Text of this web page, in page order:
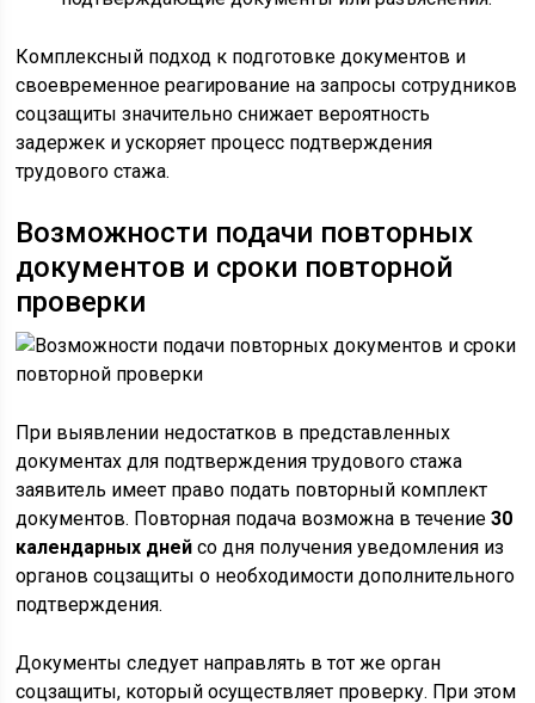
Комплексный подход к подготовке документов и
своевременное реагирование на запросы сотрудников
соцзащиты значительно снижает вероятность
задержек и ускоряет процесс подтверждения
трудового стажа.
Возможности подачи повторных
документов и сроки повторной
проверки
При выявлении недостатков в представленных
документах для подтверждения трудового стажа
заявитель имеет право подать повторный комплект
документов. Повторная подача возможна в течение30
календарных дней со дня получения уведомления из
органов соцзащиты о необходимости дополнительного
подтверждения.
Документы следует направлять в тот же орган
соцзащиты, который осуществляет проверку. При этом